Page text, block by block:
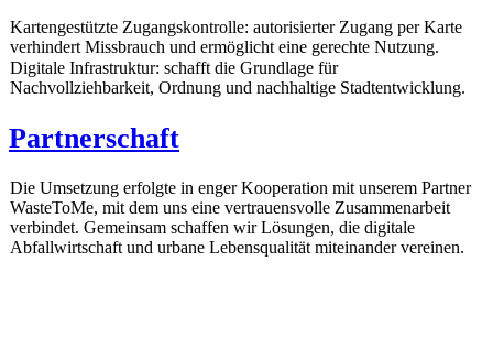
Kartengestützte Zugangskontrolle: autorisierter Zugang per Karte
verhindert Missbrauch und ermöglicht eine gerechte Nutzung.
Digitale Infrastruktur: schafft die Grundlage für
Nachvollziehbarkeit, Ordnung und nachhaltige Stadtentwicklung.
Partnerschaft
Die Umsetzung erfolgte in enger Kooperation mit unserem Partner
WasteToMe, mit dem uns eine vertrauensvolle Zusammenarbeit
verbindet. Gemeinsam schaffen wir Lösungen, die digitale
Abfallwirtschaft und urbane Lebensqualität miteinander vereinen.